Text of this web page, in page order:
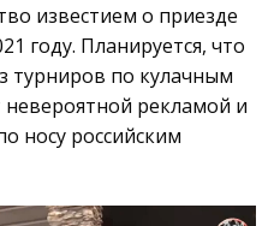
известием о приезде
году. Планируется, что
турниров по кулачным
невероятной рекламой и
носу российским